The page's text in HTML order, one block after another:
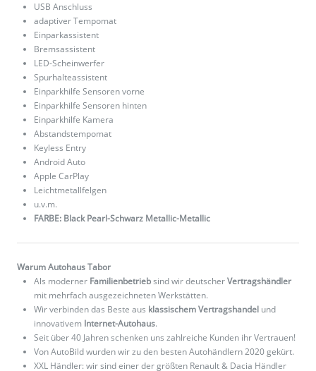
USB Anschluss
adaptiver Tempomat
Einparkassistent
Bremsassistent
LED-Scheinwerfer
Spurhalteassistent
Einparkhilfe Sensoren vorne
Einparkhilfe Sensoren hinten
Einparkhilfe Kamera
Abstandstempomat
Keyless Entry
Android Auto
Apple CarPlay
Leichtmetallfelgen
u.v.m.
FARBE: Black Pearl-Schwarz Metallic-Metallic
Warum Autohaus Tabor
Als moderner Familienbetriebsind wir deutscherVertragshändler
mit mehrfach ausgezeichneten Werkstätten.
Wir verbinden das Beste aus klassischem Vertragshandel und
innovativem Internet-Autohaus.
Seit über 40 Jahren schenken uns zahlreiche Kunden ihr Vertrauen!
Von AutoBild wurden wir zu den besten Autohändlern 2020 gekürt.
XXL Händler: wir sind einer der größten Renault & Dacia Händler